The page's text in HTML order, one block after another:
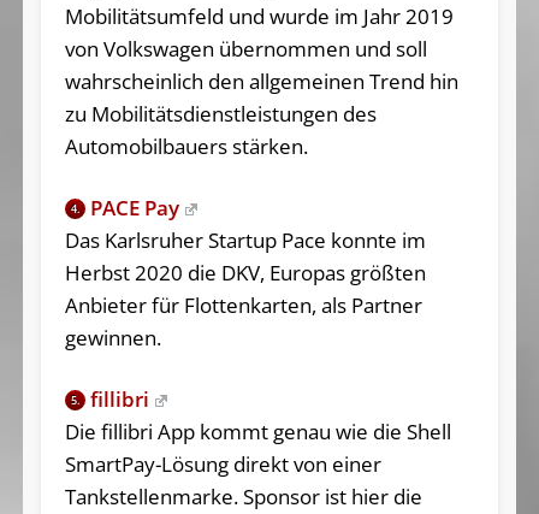
Mobilitätsumfeld und wurde im Jahr 2019
von Volkswagen übernommen und soll
wahrscheinlich den allgemeinen Trend hin
zu Mobilitätsdienstleistungen des
Automobilbauers stärken.
4.
PACE Pay
Das Karlsruher Startup Pace konnte im
Herbst 2020 die DKV, Europas größten
Anbieter für Flottenkarten, als Partner
gewinnen.
5.
fillibri
Die fillibri App kommt genau wie die Shell
SmartPay-Lösung direkt von einer
Tankstellenmarke. Sponsor ist hier die